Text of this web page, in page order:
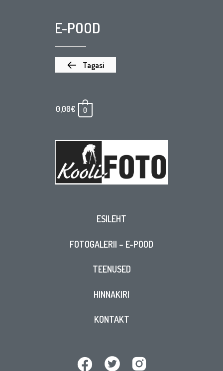
E-POOD
Tagasi
0,00€ 0
ESILEHT
FOTOGALERII – E-POOD
TEENUSED
HINNAKIRI
KONTAKT